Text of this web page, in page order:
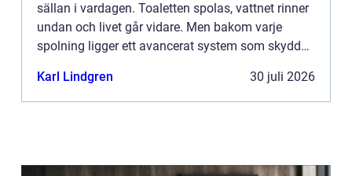
sällan i vardagen. Toaletten spolas, vattnet rinner
undan och livet går vidare. Men bakom varje
spolning ligger ett avancerat system som skyddar
fungerar syns pr...
Karl Lindgren 30 juli 2026